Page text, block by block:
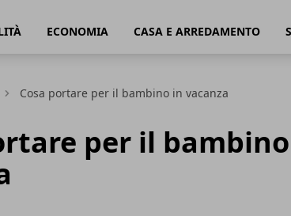
ECONOMIA CASA E ARREDAMENTO
Cosa portare per il bambino in vacanza
per il